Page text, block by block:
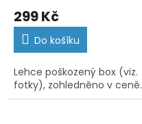
299 Kč
Do košíku
Lehce poškozený box (viz.
fotky), zohledněno v ceně.